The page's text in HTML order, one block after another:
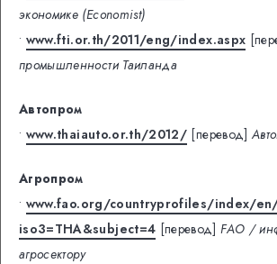
экономике (Economist)
• www.fti.or.th/2011/eng/index.aspx
промышленности Таиланда
Автопром
• www.thaiauto.or.th/2012/ [перевод]
Агропром
• www.fao.org/countryprofiles/index/
iso3=THA&subject=4 [перевод] FAO /
агросектору